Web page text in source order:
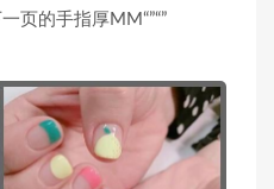
的手指厚MM“”“”